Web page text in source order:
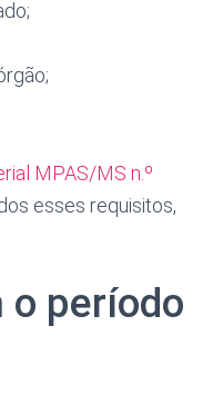
MPAS/MS n.º
esses requisitos,
o período